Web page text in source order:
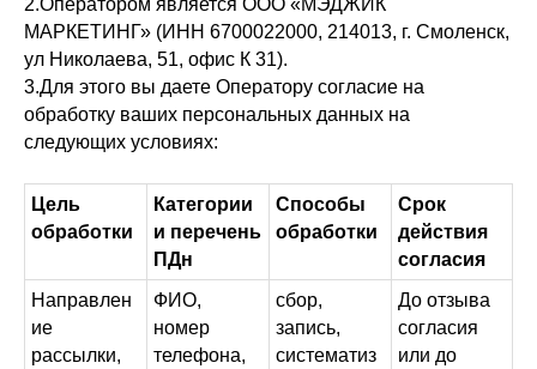
2.Оператором является ООО «МЭДЖИК
МАРКЕТИНГ» (ИНН 6700022000, 214013, г. Смоленск,
ул Николаева, 51, офис К 31).
3.Для этого вы даете Оператору согласие на
обработку ваших персональных данных на
следующих условиях:
Цель
обработки
Категории
и перечень
ПДн
Способы
обработки
Срок
действия
согласия
Направлен
ие
рассылки,
ФИО,
номер
телефона,
сбор,
запись,
систематиз
До отзыва
согласия
или до